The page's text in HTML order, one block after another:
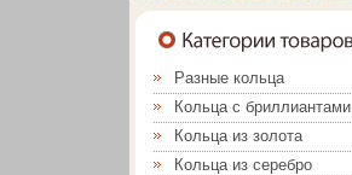
Разные кольца
Кольца с бриллиантами
Кольца из золота
Кольца из серебро